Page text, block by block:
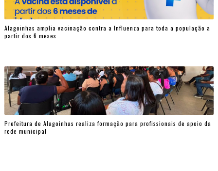
Alagoinhas amplia vacinação contra a Influenza para toda a população a
partir dos 6 meses
Prefeitura de Alagoinhas realiza formação para profissionais de apoio da
rede municipal